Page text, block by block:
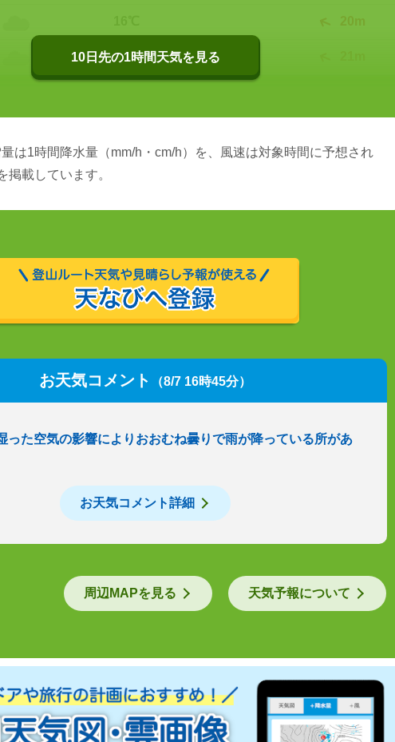
16℃
10日先の1時間天気を見る
は1時間降水量（mm/h・cm/h）を、風速は対象時間に予想され
掲載しています。
お天気コメント （8/7 16時45分）
った空気の影響によりおおむね曇りで雨が降っている所があ
お天気コメント詳細
周辺MAPを見る 天気予報について